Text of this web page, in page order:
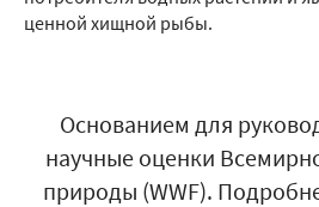
ценной хищной рыбы.
Основанием для
научные оценки
природы (WWF).